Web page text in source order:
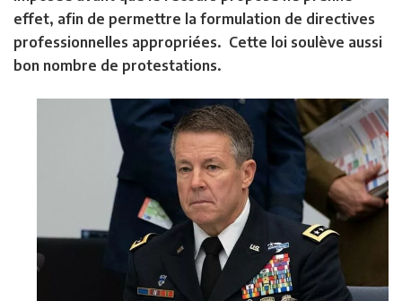
effet, afin de permettre la formulation de directives
professionnelles appropriées. Cette loi soulève aussi
bon nombre de protestations.